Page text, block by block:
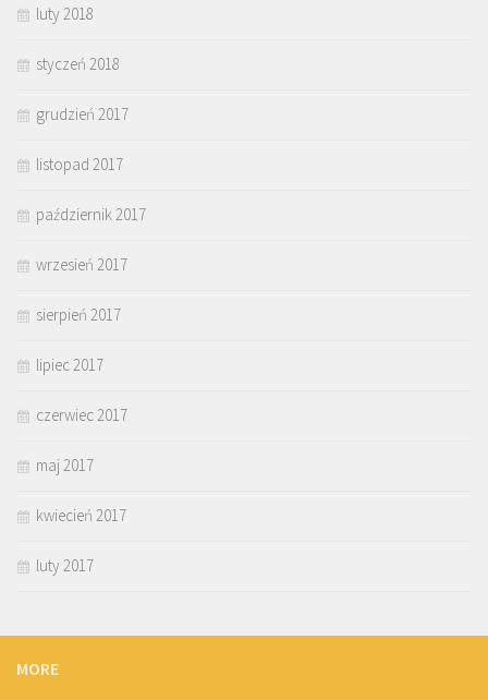
luty 2018
styczeń 2018
grudzień 2017
listopad 2017
październik 2017
wrzesień 2017
sierpień 2017
lipiec 2017
czerwiec 2017
maj 2017
kwiecień 2017
luty 2017
MORE